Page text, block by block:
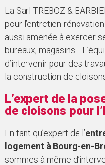
La Sarl TREBOZ &
pour l’entretien-
aussi amenée à exercer
bureaux, magasins…
d’intervenir pour des
la construction de
L’expert de la
de cloisons pour
En tant qu’expert de l’
logement à Bourg-en-
sommes à même